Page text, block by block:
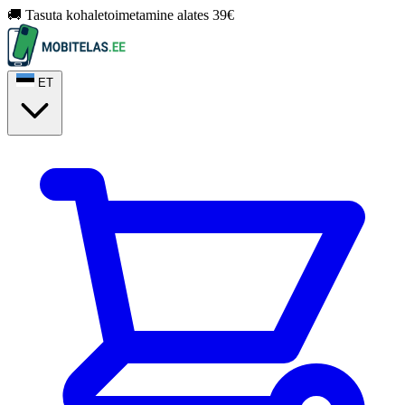
🚚 Tasuta kohaletoimetamine alates 39€
ET